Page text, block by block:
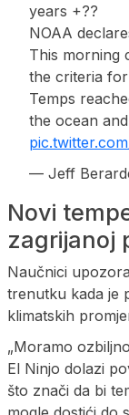
years +??
NOAA
This morning
the criteria
Temps
the ocean
— Jeff
Novi
zagrijanoj
Naučnici
trenutku kada je
klimatskih
„Moramo
El Ninjo dolazi
što znači da bi